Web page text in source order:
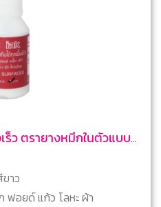
ว ตรายางหมึกในตัวแบบ
าว
ฟอยด์ แก้ว โลหะ ผ้า